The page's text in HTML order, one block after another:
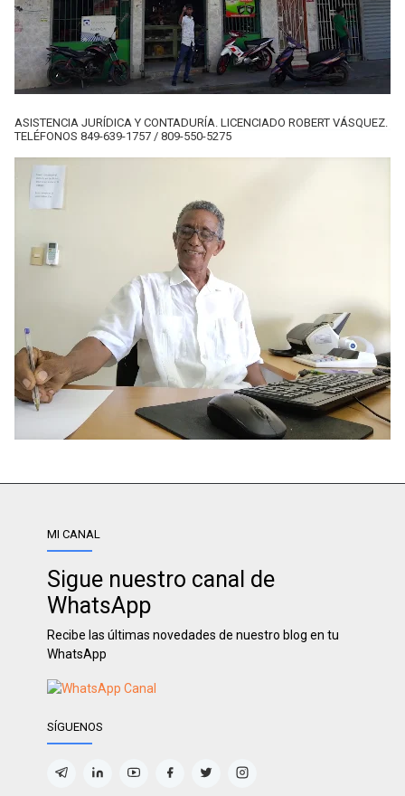
ASISTENCIA JURÍDICA Y CONTADURÍA. LICENCIADO ROBERT VÁSQUEZ.
TELÉFONOS 849-639-1757 / 809-550-5275
MI CANAL
Sigue nuestro canal de
WhatsApp
Recibe las últimas novedades de nuestro blog en tu
WhatsApp
SÍGUENOS